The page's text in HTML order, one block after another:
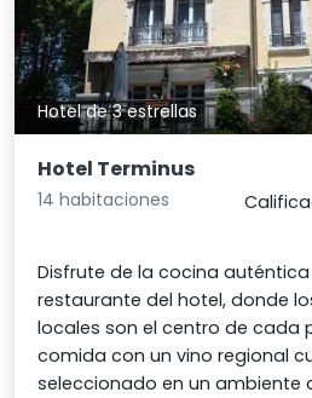
Hotel de 3 estrellas
Hotel Terminus
14 habitaciones
Disfrute de la cocina auténtica
restaurante del hotel, donde
locales son el centro de cada
comida con un vino regional
seleccionado en un ambiente